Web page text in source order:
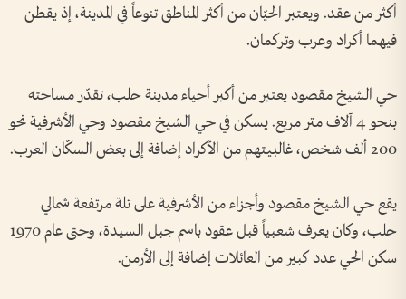
أكثر من عقد. ويعتبر الحيّان من أكثر المناطق تنوعاً في المدينة، إذ يقطن
فيهما أكراد وعرب وتركمان.
حي الشيخ مقصود يعتبر من أكبر أحياء مدينة حلب، تقدّر مساحته
بنحو 4 آلاف متر مربع. يسكن في حي الشيخ مقصود وحي الأشرفية نحو
200 ألف شخص، غالبيتهم من الأكراد إضافة إلى بعض السكّان العرب.
يقع حي الشيخ مقصود وأجزاء من الأشرفية على تلة مرتفعة شمالي
حلب، وكان يعرف شعبياً قبل عقود باسم جبل السيدة، وحتى عام 1970
سكن الحي عدد كبير من العائلات إضافة إلى الأرمن.